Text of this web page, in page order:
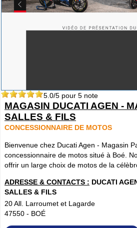
5.0/5 pour 5 note
MAGASIN DUCATI AGEN -
SALLES & FILS
CONCESSIONNAIRE DE MOTOS
Bienvenue chez Ducati Agen - Magasin
concessionnaire de motos situé à Boé.
offrir un large choix de motos de la
ADRESSE & CONTACTS : DUCATI
SALLES & FILS
20 All. Larroumet et Lagarde
47550 - BOÉ